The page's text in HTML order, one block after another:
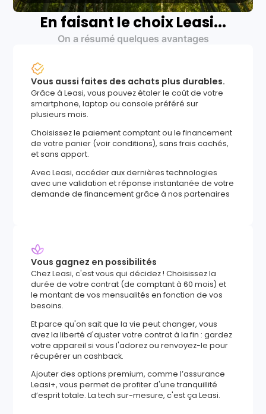
En faisant le choix Leasi...
On a résumé quelques avantages
Vous aussi faites des achats plus durables.
Grâce à Leasi, vous pouvez étaler le coût de votre
smartphone, laptop ou console préféré sur
plusieurs mois.
Choisissez le paiement comptant ou le financement
de votre panier (voir conditions), sans frais cachés,
et sans apport.
Avec Leasi, accéder aux dernières technologies
avec une validation et réponse instantanée de votre
demande de financement grâce à nos partenaires
Vous gagnez en possibilités
Chez Leasi, c'est vous qui décidez ! Choisissez la
durée de votre contrat (de comptant à 60 mois) et
le montant de vos mensualités en fonction de vos
besoins.
Et parce qu'on sait que la vie peut changer, vous
avez la liberté d'ajuster votre contrat à la fin : gardez
votre appareil si vous l'adorez ou renvoyez-le pour
récupérer un cashback.
Ajouter des options premium, comme l’assurance
Leasi+, vous permet de profiter d'une tranquillité
d’esprit totale. La tech sur-mesure, c'est ça Leasi.